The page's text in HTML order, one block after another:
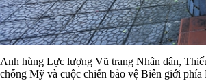
Anh hùng Lực lượng Vũ trang Nhân dân,
chống Mỹ và cuộc chiến bảo vệ Biên giới